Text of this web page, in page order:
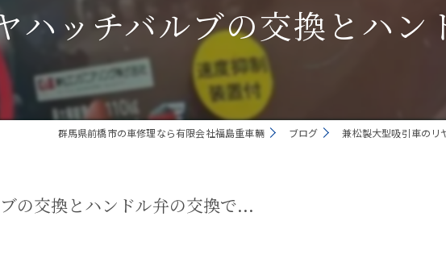
ハッチバルブの交換とハ
群馬県前橋市の車修理なら有限会社福島重車輛 ブログ 兼松製大型吸引車のリ
の交換とハンドル弁の交換で...